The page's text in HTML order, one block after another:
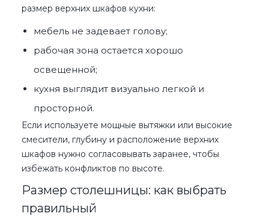
размер верхних шкафов кухни:
мебель не задевает голову;
рабочая зона остается хорошо
освещенной;
кухня выглядит визуально легкой и
просторной.
Если используете мощные вытяжки или высокие
смесители, глубину и расположение верхних
шкафов нужно согласовывать заранее, чтобы
избежать конфликтов по высоте.
Размер столешницы: как выбрать
правильный